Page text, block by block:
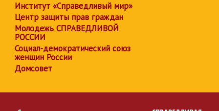
Институт «Справедливый мир»
Центр защиты прав граждан
Молодежь СПРАВЕДЛИВОЙ
РОССИИ
Социал-демократический союз
женщин России
Домсовет